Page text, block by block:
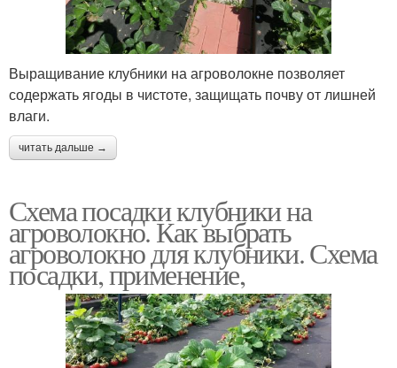
Выращивание клубники на агроволокне позволяет
содержать ягоды в чистоте, защищать почву от лишней
влаги.
читать дальше →
Схема посадки клубники на
агроволокно. Как выбрать
агроволокно для клубники. Схема
посадки, применение,